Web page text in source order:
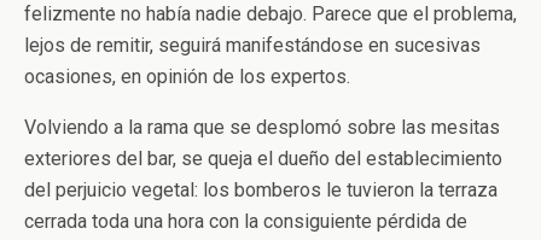
felizmente no había nadie debajo. Parece que el problema,
lejos de remitir, seguirá manifestándose en sucesivas
ocasiones, en opinión de los expertos.
Volviendo a la rama que se desplomó sobre las mesitas
exteriores del bar, se queja el dueño del establecimiento
del perjuicio vegetal: los bomberos le tuvieron la terraza
cerrada toda una hora con la consiguiente pérdida de